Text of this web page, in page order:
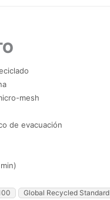
mesh
de evacuación
Global Recycled Standard